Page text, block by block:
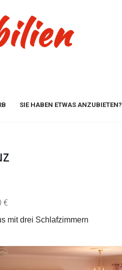
SIE HABEN ETWAS ANZUBIETEN?
€
mit drei Schlafzimmern